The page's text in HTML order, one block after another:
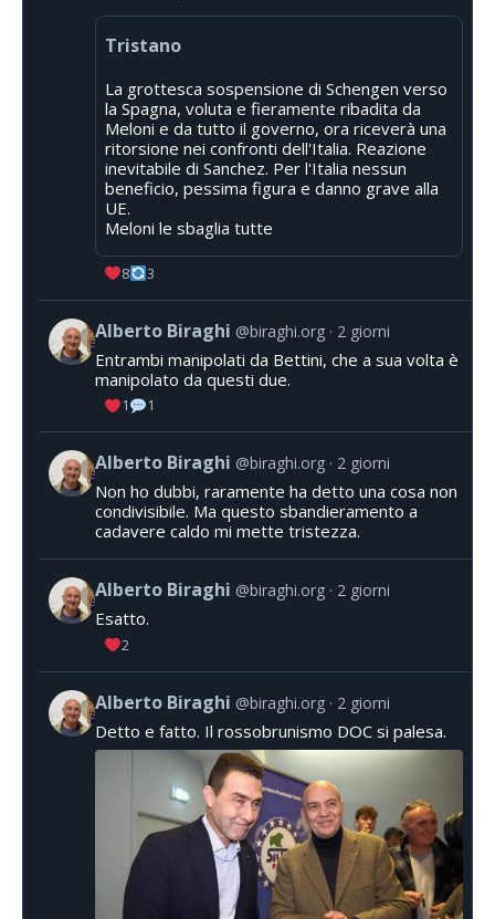
Tristano
La grottesca sospensione di Schengen verso
la Spagna, voluta e fieramente ribadita da
Meloni e da tutto il governo, ora riceverà una
ritorsione nei confronti dell'Italia. Reazione
inevitabile di Sanchez. Per l'Italia nessun
beneficio, pessima figura e danno grave alla
UE.
Meloni le sbaglia tutte
8 3
Alberto Biraghi @biraghi.org 2 giorni
Entrambi manipolati da Bettini, che a sua volta è
manipolato da questi due.
1 1
Alberto Biraghi @biraghi.org 2 giorni
Non ho dubbi, raramente ha detto una cosa non
condivisibile. Ma questo sbandieramento a
cadavere caldo mi mette tristezza.
Alberto Biraghi @biraghi.org 2 giorni
Esatto.
2
Alberto Biraghi @biraghi.org 2 giorni
Detto e fatto. Il rossobrunismo DOC si palesa.